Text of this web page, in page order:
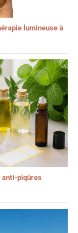
lumineuse à
anti-piqûres